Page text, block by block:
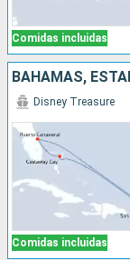
Comidas incluidas
BAHAMAS,
Comidas incluidas
Disney Treasure